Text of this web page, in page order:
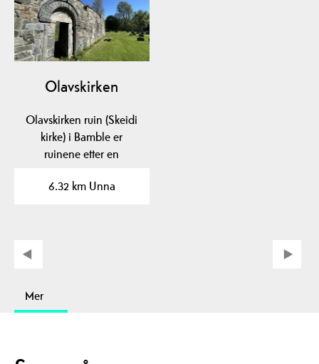
Olavskirken
Olavskirken ruin (Skeidi
kirke) i Bamble er
ruinene etter en
6.32 km Unna
Mer